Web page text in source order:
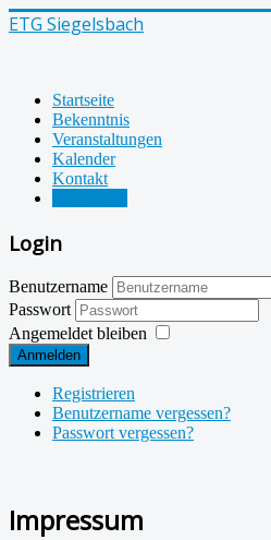
ETG Siegelsbach
Startseite
Bekenntnis
Veranstaltungen
Kalender
Kontakt
Login
Benutzername
Passwort
Angemeldet bleiben
Anmelden
Registrieren
Benutzername vergessen?
Passwort vergessen?
Impressum